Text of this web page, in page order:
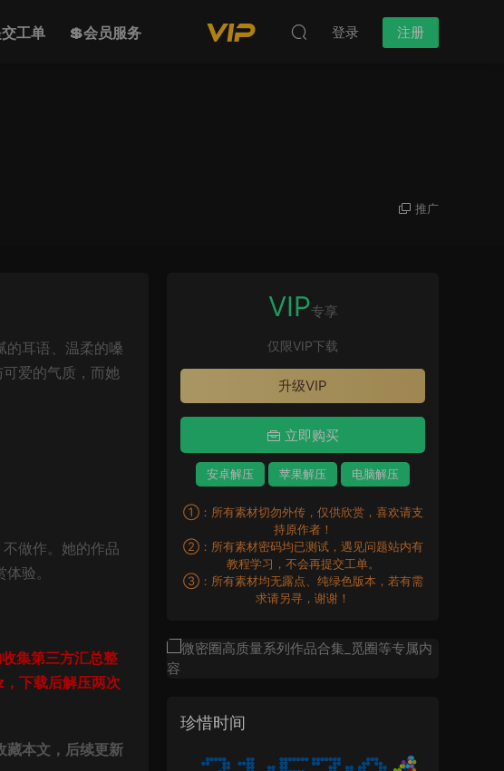
工单 💲会员服务 登录 注册
推广
的耳语、温柔的嗓
爱的气质，而她
做作。她的作品
验。
集第三方汇总整
下载后解压两次
藏本文，后续更新
VIP专享
仅限VIP下载
升级VIP
立即购买
安卓解压 苹果解压 电脑解压
①：所有素材切勿外传，仅供欣赏，喜欢请支
持原作者！
②：所有素材密码均已测试，遇见问题站内有
教程学习，不会再提交工单。
③：所有素材均无露点、纯绿色版本，若有需
求请另寻，谢谢！
珍惜时间